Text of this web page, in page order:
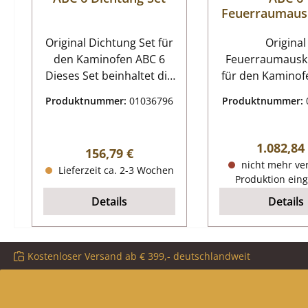
Original Dichtung Set für
den Kaminofen ABC 6
Dieses Set beinhaltet die
Scheibe und die Heiztür.
Scheibenhalterdichtung
enthalten. 7-teiliges Set
ABC 6 Dichtung
Eckdaten: Dichtband,
Dichtungsband
Produktnummer:01036796
Regulärer Preis:
156,79 €
Lieferzeit ca. 2-3 Wochen
Details
Original
für den
Produktion
Sofern wir
Restbestand
dieses
erhältlich
Eckdaten: Ofensteine,
Ausmauerung
Produktnummer:
1.082,84
nicht mehr
Produktion
Details
Kostenloser Versand ab € 399,- deutschlandweit